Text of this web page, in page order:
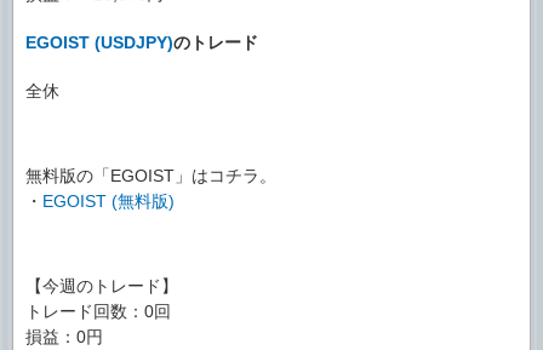
EGOIST (USDJPY)のトレード
全休
無料版の「EGOIST」はコチラ。
・ EGOIST (無料版)
【今週のトレード】
トレード回数：0回
損益：0円